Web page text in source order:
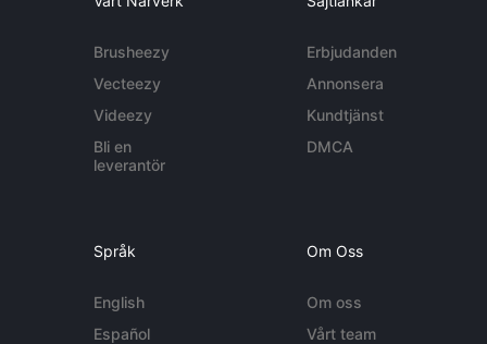
Brusheezy
Vecteezy
Videezy
Bli en
leverantör
Erbjudanden
Annonsera
Kundtjänst
DMCA
Språk
English
Español
Om Oss
Om oss
Vårt team